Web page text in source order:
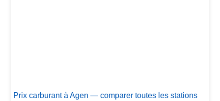
Prix carburant à Agen — comparer toutes les stations